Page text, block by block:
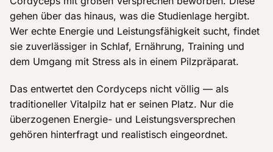
gehen über das hinaus, was die Studienlage hergibt.
Wer echte Energie und Leistungsfähigkeit sucht, findet
sie zuverlässiger in Schlaf, Ernährung, Training und
dem Umgang mit Stress als in einem Pilzpräparat.
Das entwertet den Cordyceps nicht völlig — als
traditioneller Vitalpilz hat er seinen Platz. Nur die
überzogenen Energie- und Leistungsversprechen
gehören hinterfragt und realistisch eingeordnet.